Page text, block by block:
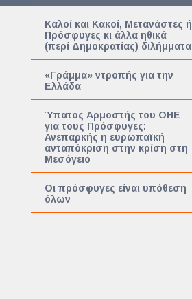
Καλοί και Κακοί, Μετανάστες ή
Πρόσφυγες κι άλλα ηθικά
(περί Δημοκρατίας) διλήμματα
«Γράμμα» ντροπής για την
Ελλάδα
Ύπατος Αρμοστής του ΟΗΕ
για τους Πρόσφυγες:
Ανεπαρκής η ευρωπαϊκή
ανταπόκριση στην κρίση στη
Μεσόγειο
Οι πρόσφυγες είναι υπόθεση
όλων